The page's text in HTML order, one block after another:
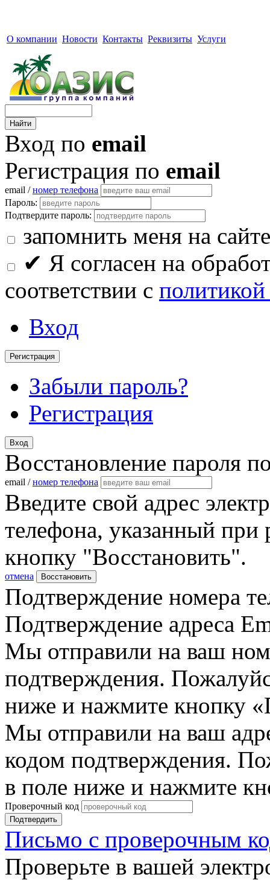
О компании Новости Контакты Реквизиты Услуги
Вход по email
Регистрация по email
email /номер телефона
Пароль:
Подтвердите пароль:
запомнить меня на сайте
✔ Я согласен на
соответствии с
Вход
Регистрация
Забыли пароль?
Регистрация
Вход
Восстановление пароля
email /номер телефона
Введите свой адрес
телефона, указанный при
кнопку "Восстановить".
отмена Восстановить
Подтверждение номера
Подтверждение адреса
Мы отправили на ваш
подтверждения.
ниже и нажмите кнопку
Мы отправили на ваш
кодом подтверждения.
в поле ниже и нажмите
Проверочный код
Подтвердить
Письмо с проверочным
Проверьте в вашей